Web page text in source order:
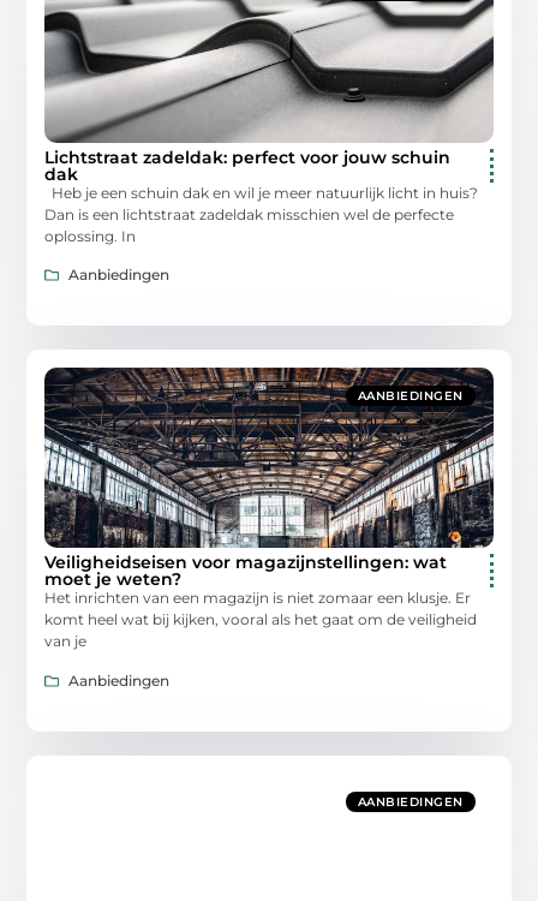
Lichtstraat zadeldak: perfect voor jouw schuin
dak
Heb je een schuin dak en wil je meer natuurlijk licht in huis?
Dan is een lichtstraat zadeldak misschien wel de perfecte
oplossing. In
Aanbiedingen
AANBIEDINGEN
Veiligheidseisen voor magazijnstellingen: wat
moet je weten?
Het inrichten van een magazijn is niet zomaar een klusje. Er
komt heel wat bij kijken, vooral als het gaat om de veiligheid
van je
Aanbiedingen
AANBIEDINGEN